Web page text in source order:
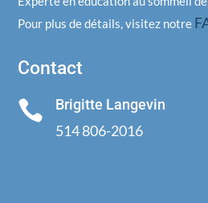
Pour plus de détails, visitez notre
Contact
 Brigitte Langevin
514 806-2016